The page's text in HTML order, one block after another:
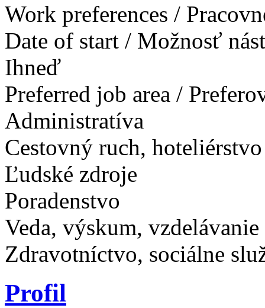
Work preferences /
Date of start / Možnosť
Ihneď
Preferred job area /
Administratíva
Cestovný ruch, hoteliérstvo
Ľudské zdroje
Poradenstvo
Veda, výskum, vzdelávanie
Zdravotníctvo, sociálne
Profil